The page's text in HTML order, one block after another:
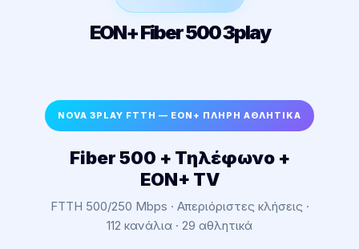
EON+ Fiber 500 3play
NOVA 3PLAY FTTH — EON+ ΠΛΗΡΗ ΑΘΛΗΤΙΚΑ
Fiber 500 + Τηλέφωνο +
EON+ TV
FTTH 500/250 Mbps · Απεριόριστες κλήσεις ·
112 κανάλια · 29 αθλητικά